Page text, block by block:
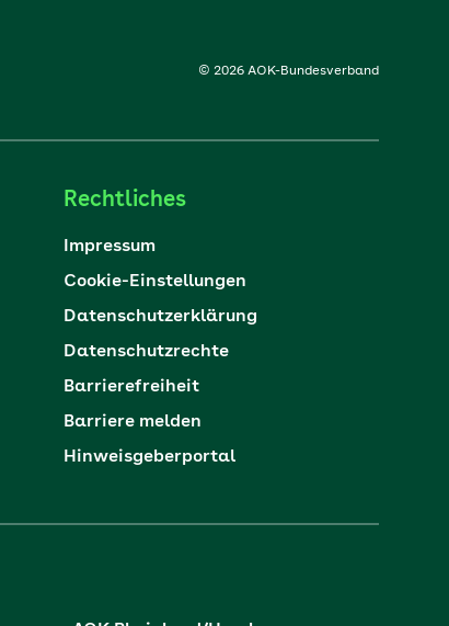
© 2026 AOK-Bundesverband
Rechtliches
Impressum
Cookie-Einstellungen
Datenschutzerklärung
Datenschutzrechte
Barrierefreiheit
Barriere melden
Hinweisgeberportal